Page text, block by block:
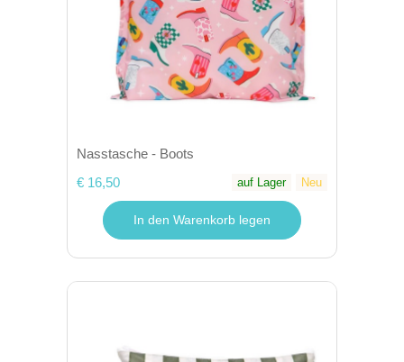
Nasstasche - Boots
€ 16,50
auf Lager Neu
In den Warenkorb legen